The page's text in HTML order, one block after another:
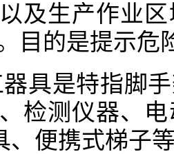
及生产作业
目的是提示危
具是特指脚
检测仪器、
、便携式梯子